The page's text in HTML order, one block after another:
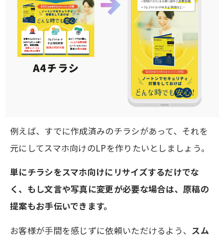
例えば、すでに作成済みのチラシがあって、それを
元にしてスマホ向けのLPを作りたいとしましょう。
単にチラシをスマホ向けにリサイズするだけでな
く、もし文言や写真に変更が必要な場合は、原稿の
提案もお手伝いできます。
お客様が手間を感じずに依頼いただけるよう、 スム